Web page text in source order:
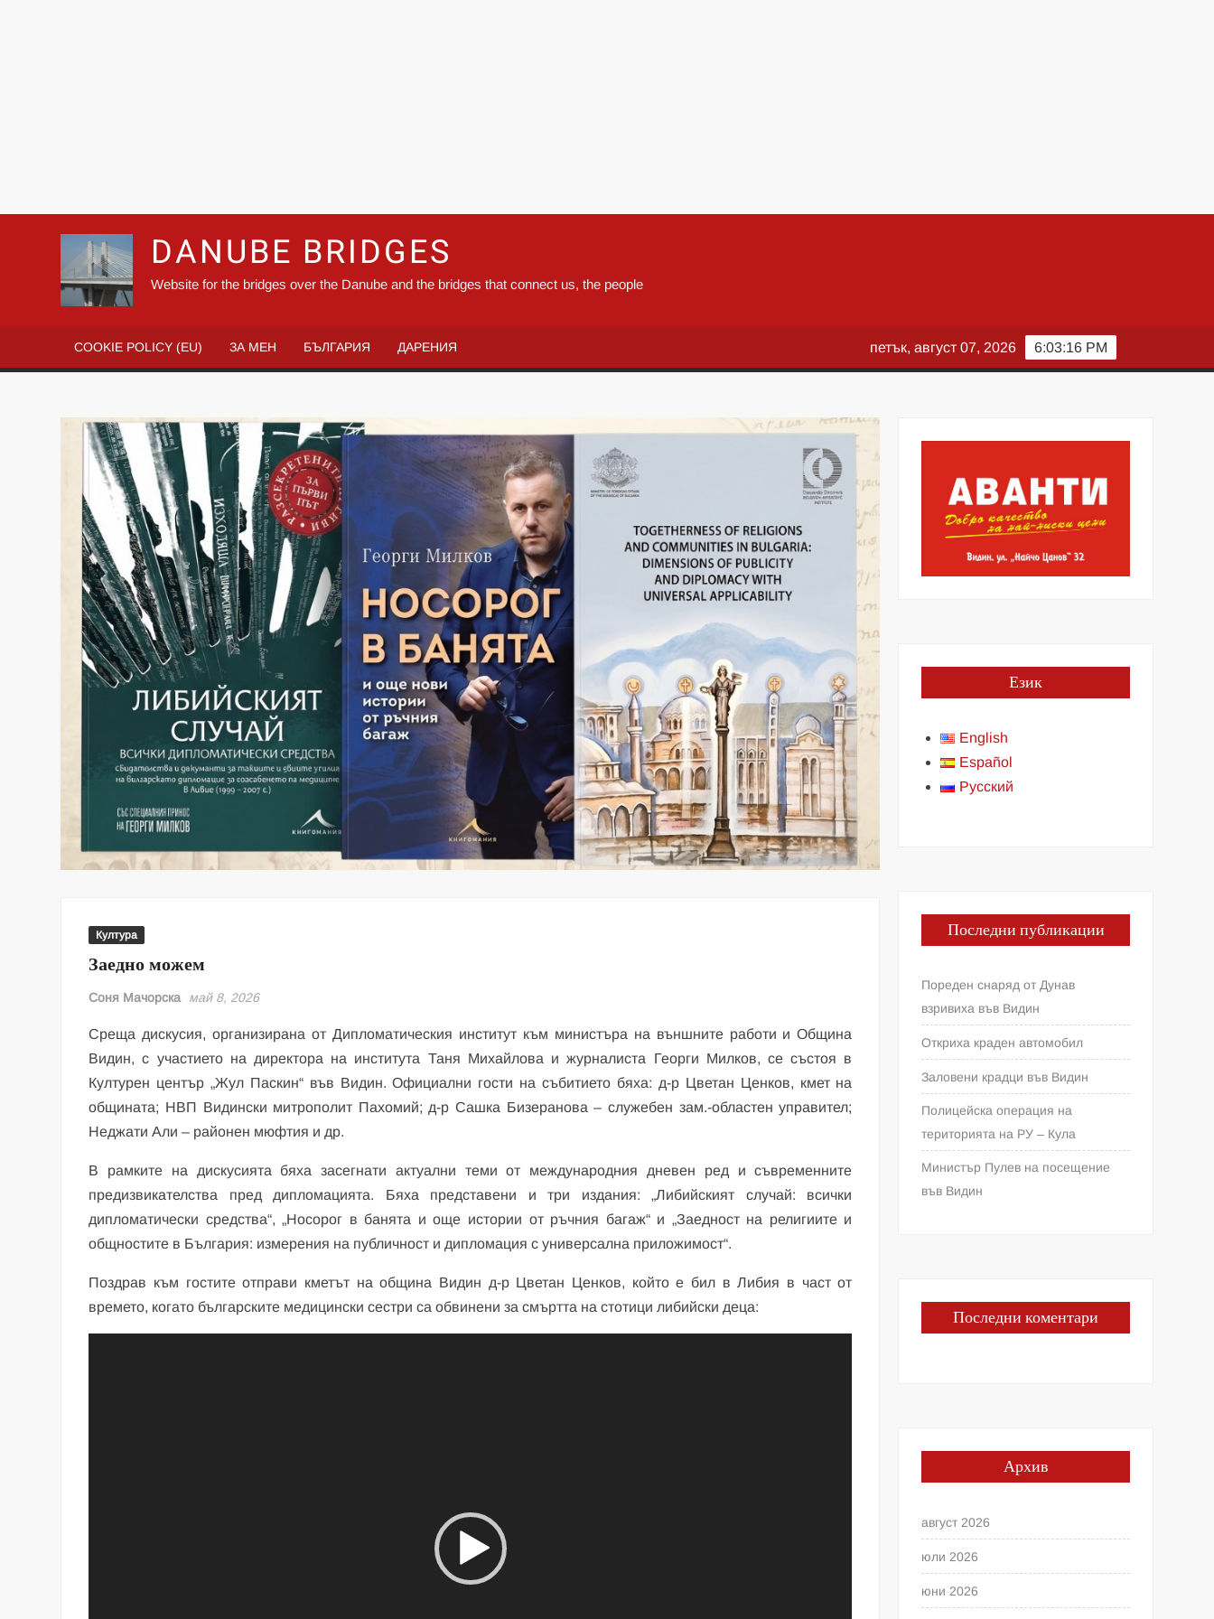
DANUBE BRIDGES
Website for the bridges over the Danube and the bridges that connect us, the people
COOKIE POLICY (EU) ЗА МЕН БЪЛГАРИЯ ДАРЕНИЯ 6:03:17 PM
петък, август 07, 2026
Култура
Заедно можем
Соня Мачорска май 8, 2026
Среща дискусия, организирана от Дипломатическия институт към министъра на външните работи и Община
Видин, с участието на директора на института Таня Михайлова и журналиста Георги Милков, се състоя в
Културен център „Жул Паскин“ във Видин. Официални гости на събитието бяха: д-р Цветан Ценков, кмет на
общината; НВП Видински митрополит Пахомий; д-р Сашка Бизеранова – служебен зам.-областен управител;
Неджати Али – районен мюфтия и др.
В рамките на дискусията бяха засегнати актуални теми от международния дневен ред и съвременните
предизвикателства пред дипломацията. Бяха представени и три издания: „Либийският случай: всички
дипломатически средства“, „Носорог в банята и още истории от ръчния багаж“ и „Заедност на религиите и
общностите в България: измерения на публичност и дипломация с универсална приложимост“.
Поздрав към гостите отправи кметът на община Видин д-р Цветан Ценков, който е бил в Либия в част от
времето, когато българските медицински сестри са обвинени за смъртта на стотици либийски деца:
Език
English
Español
Русский
Последни публикации
Пореден снаряд от Дунав
взривиха във Видин
Откриха краден автомобил
Заловени крадци във Видин
Полицейска операция на
територията на РУ – Кула
Министър Пулев на посещение
във Видин
Последни коментари
Архив
август 2026
юли 2026
юни 2026